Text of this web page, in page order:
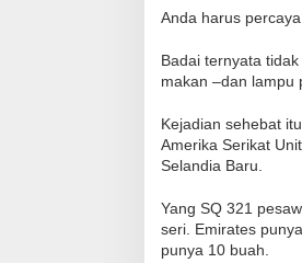
Anda harus
Badai ternyata
makan –dan lampu
Kejadian sehebat
Amerika Serikat
Selandia Baru.
Yang SQ 321
seri. Emirates
punya 10 buah.